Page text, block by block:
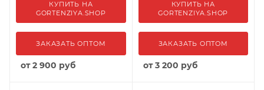
КУПИТЬ НА
GORTENZIYA.SHOP
ЗАКАЗАТЬ ОПТОМ
от2 900 руб
КУПИТЬ НА
GORTENZIYA.SHOP
ЗАКАЗАТЬ ОПТОМ
от3 200 руб